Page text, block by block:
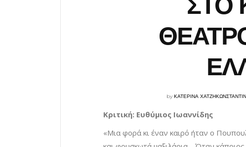
byΚΑΤΕΡΙΝΑ
Κριτική: Ευθύμιος Ιωαννίδης
«Μια φορά κι έναν καιρό ήταν ο